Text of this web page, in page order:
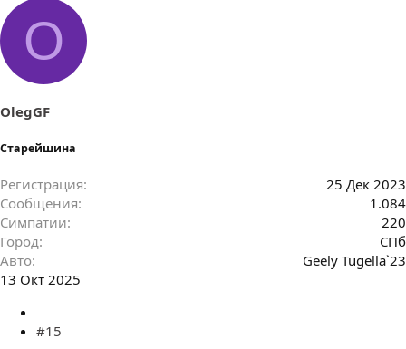
O
OlegGF
Старейшина
Регистрация
25 Дек 2023
Сообщения
1.084
Симпатии
220
Город
СПб
Авто
Geely Tugella`23
13 Окт 2025
#15